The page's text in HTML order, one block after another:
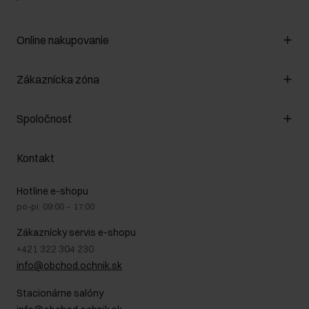
Online nakupovanie
Spravovať súbory cookie
Spôsob platby
Vrátenie
Zákaznícka zóna
Zákazníky klub
Pravidlá propagácie
Starostlivosť o kožu
Bezpečné nakupovanie
Blog
Najčastejšie kladené otázky (FAQ)
Spoločnosť
O nás
GDPR - Zásady ochrany osobných údajov
Právne informácie
Kontakt
Hotline e-shopu
po-pi: 09:00 – 17:00
Zákaznícky servis e-shopu
+421 322 304 230
info@obchod.ochnik.sk
Stacionárne salóny